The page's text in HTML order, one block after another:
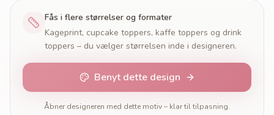
Fås i flere størrelser og formater
Kageprint, cupcake toppers, kaffe toppers og drink
toppers – du vælger størrelsen inde i designeren.
Benyt dette design
Åbner designeren med dette motiv – klar til tilpasning.